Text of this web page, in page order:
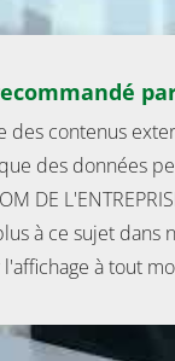
des contenus
des données
DE
à ce sujet
à tout